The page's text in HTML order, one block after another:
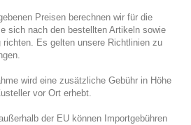
Preisen berechnen wir für die
sich nach den bestellten Artikeln sowie
richten. Es gelten unsere Richtlinien zu
.
wird eine zusätzliche Gebühr in Höhe
vor Ort erhebt.
der EU können Importgebühren